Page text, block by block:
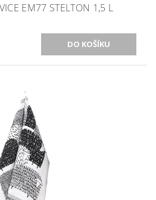
EM77 STELTON 1,5 L